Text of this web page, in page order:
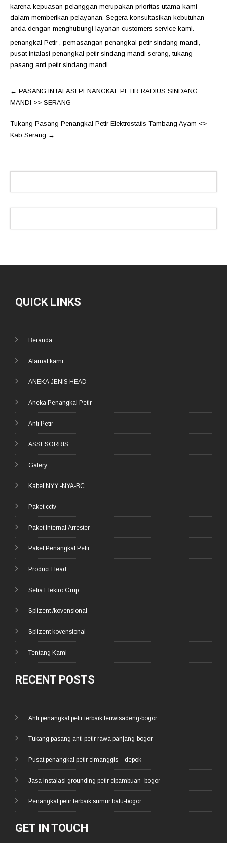
karena kepuasan pelanggan merupakan prioritas utama kami
dalam memberikan pelayanan. Segera konsultasikan kebutuhan
anda dengan menghubungi layanan customers service kami.
penangkal Petir , pemasangan penangkal petir sindang mandi,
pusat intalasi penangkal petir sindang mandi serang, tukang
pasang anti petir sindang mandi
Post
navigation
← PASANG INTALASI PENANGKAL PETIR RADIUS SINDANG
MANDI >> SERANG
Tukang Pasang Penangkal Petir Elektrostatis Tambang Ayam <>
Kab Serang →
QUICK LINKS
Beranda
Alamat kami
ANEKA JENIS HEAD
Aneka Penangkal Petir
Anti Petir
ASSESORRIS
Galery
Kabel NYY -NYA-BC
Paket cctv
Paket Internal Arrester
Paket Penangkal Petir
Product Head
Setia Elektro Grup
Splizent /kovensional
Splizent kovensional
Tentang Kami
RECENT POSTS
Ahli penangkal petir terbaik leuwisadeng-bogor
Tukang pasang anti petir rawa panjang-bogor
Pusat penangkal petir cimanggis – depok
Jasa instalasi grounding petir cipambuan -bogor
Penangkal petir terbaik sumur batu-bogor
GET IN TOUCH